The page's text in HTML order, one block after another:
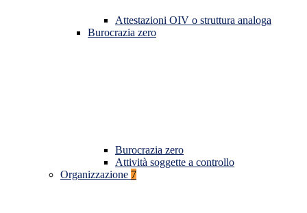
Attestazioni OIV o struttura analoga
Burocrazia zero
Burocrazia zero
Attività soggette a controllo
Organizzazione 7